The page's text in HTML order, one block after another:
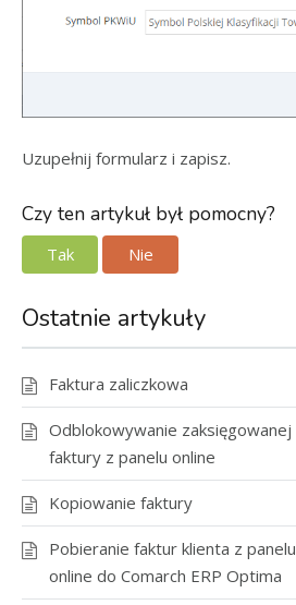
Uzupełnij formularz i zapisz.
Czy ten artykuł był pomocny?
Tak Nie
Ostatnie artykuły
Faktura zaliczkowa
Odblokowywanie zaksięgowanej
faktury z panelu online
Kopiowanie faktury
Pobieranie faktur klienta z panelu
online do Comarch ERP Optima